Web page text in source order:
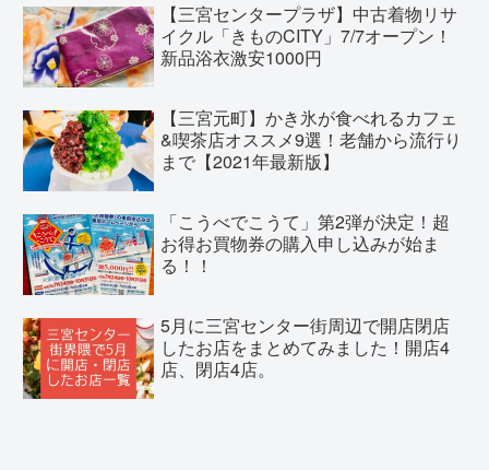
【三宮センタープラザ】中古着物リサ
イクル「きものCITY」7/7オープン！
新品浴衣激安1000円
【三宮元町】かき氷が食べれるカフェ
&喫茶店オススメ9選！老舗から流行り
まで【2021年最新版】
「こうべでこうて」第2弾が決定！超
お得お買物券の購入申し込みが始ま
る！！
5月に三宮センター街周辺で開店閉店
したお店をまとめてみました！開店4
店、閉店4店。